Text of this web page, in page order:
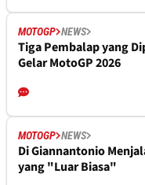
MOTOGP NEWS
Tiga Pembalap yang
Gelar MotoGP 2026
MOTOGP NEWS
Di Giannantonio
yang "Luar Biasa"